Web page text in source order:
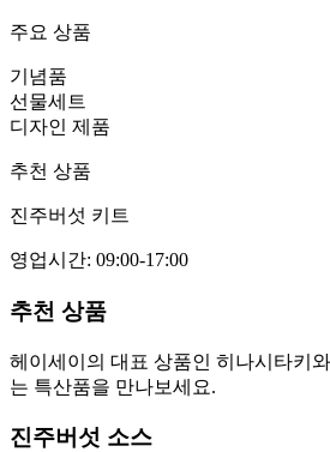
주요 상품
기념품
선물세트
디자인 제품
추천 상품
진주버섯 키트
영업시간: 09:00-17:00
추천 상품
헤이세이의 대표 상품인 히나시타키
는 특산품을 만나보세요.
진주버섯 소스